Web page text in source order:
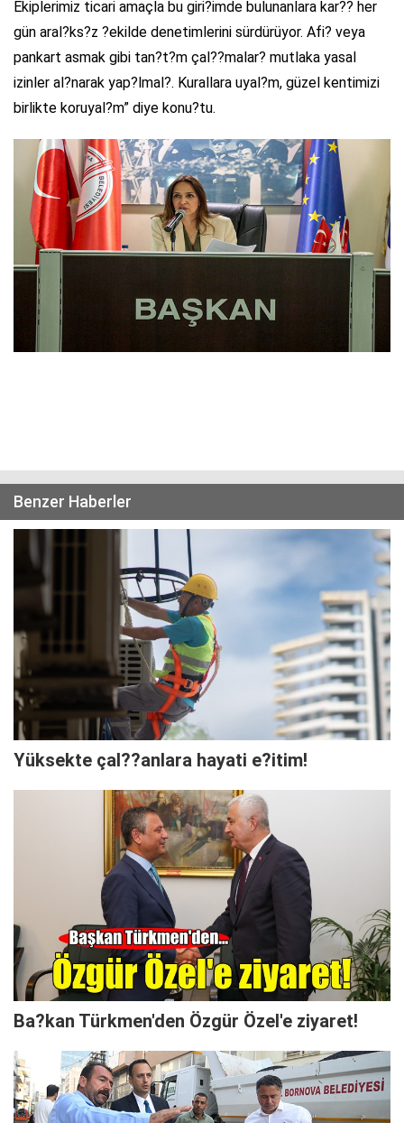
Ekiplerimiz ticari amaçla bu giri?imde bulunanlara kar?? her
gün aral?ks?z ?ekilde denetimlerini sürdürüyor. Afi? veya
pankart asmak gibi tan?t?m çal??malar? mutlaka yasal
izinler al?narak yap?lmal?. Kurallara uyal?m, güzel kentimizi
birlikte koruyal?m” diye konu?tu.
Benzer Haberler
Yüksekte çal??anlara hayati e?itim!
Ba?kan Türkmen'den Özgür Özel'e ziyaret!